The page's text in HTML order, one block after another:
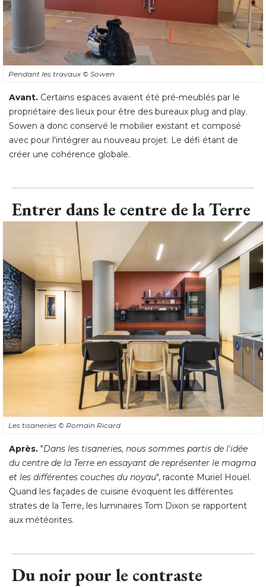
Pendant les travaux© Sowen
Avant. Certains espaces avaient été pré-meublés par le
propriétaire des lieux pour être des bureaux plug and play.
Sowen a donc conservé le mobilier existant et composé
avec pour l'intégrer au nouveau projet. Le défi étant de
créer une cohérence globale.
Entrer dans le centre de la Terre
Les tisaneries © Romain Ricard
Après. "Dans les tisaneries, nous sommes partis de l'idée
du centre de la Terre en essayant de représenter le magma
et les différentes couches du noyau", raconte Muriel Houël.
Quand les façades de cuisine évoquent les différentes
strates de la Terre, les luminaires Tom Dixon se rapportent
aux météorites.
Du noir pour le contraste